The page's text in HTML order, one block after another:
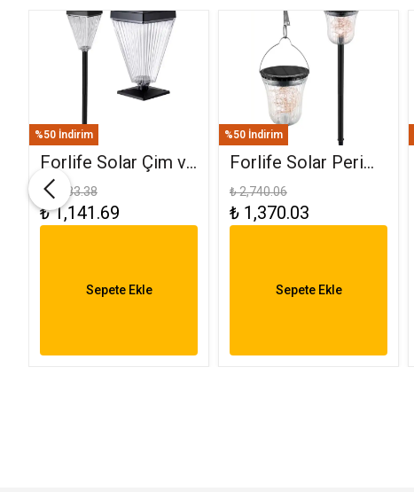
%50 İndirim
Forlife Solar Çim ve
Set Üstü Armatür
15W FL-3283
₺ 2,283.38
₺ 1,141.69
Sepete Ekle
%50 İndirim
Forlife Solar Peri
Ledli Bahçe
Aydınlatma
₺ 2,740.06
₺ 1,370.03
Sepete Ekle